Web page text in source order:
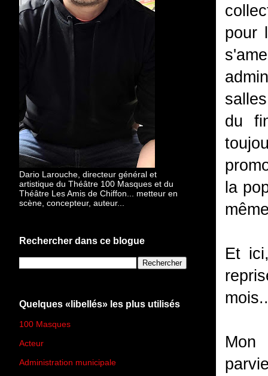
pour
du
la
Et
Dario Larouche, directeur général et
artistique du Théâtre 100 Masques et du
Théâtre Les Amis de Chiffon... metteur en
scène, concepteur, auteur...
Rechercher dans ce blogue
Quelques «libellés» les plus utilisés
100 Masques
Acteur
Administration municipale